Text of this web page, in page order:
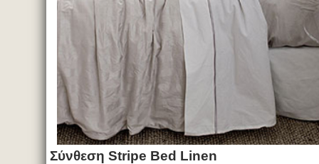
Σύνθεση Stripe Bed Linen